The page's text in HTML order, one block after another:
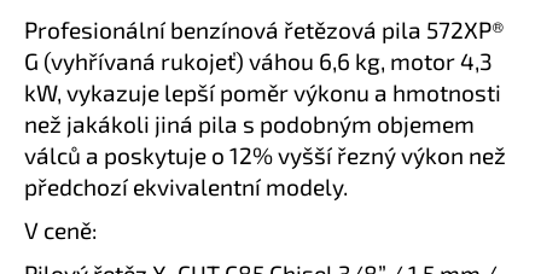
Profesionální benzínová řetězová pila 572XP®
G (vyhřívaná rukojeť) váhou 6,6 kg, motor 4,3
kW, vykazuje lepší poměr výkonu a hmotnosti
než jakákoli jiná pila s podobným objemem
válců a poskytuje o 12% vyšší řezný výkon než
předchozí ekvivalentní modely.
V ceně:
D
o
p
o
r
u
č